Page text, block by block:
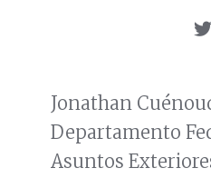
Jonathan
Departamento
Asuntos